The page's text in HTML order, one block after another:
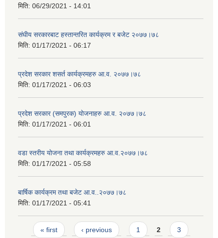
मिति: 06/29/2021 - 14:01
संघीय सरकारबाट हस्तान्तरित कार्यक्रम र बजेट २०७७।७८
मिति: 01/17/2021 - 06:17
प्रदेश सरकार शसर्त कार्यक्रमहरु आ.व. २०७७।७८
मिति: 01/17/2021 - 06:03
प्रदेश सरकार (समपुरक) योजनाहरु आ.व. २०७७।७८
मिति: 01/17/2021 - 06:01
वडा स्तरीय योजना तथा कार्यक्रमहरु आ.व.२०७७।७८
मिति: 01/17/2021 - 05:58
बार्षिक कार्यक्रम तथा बजेट आ.व..२०७७।७८
मिति: 01/17/2021 - 05:41
Pages
« first ‹ previous 1 2 3